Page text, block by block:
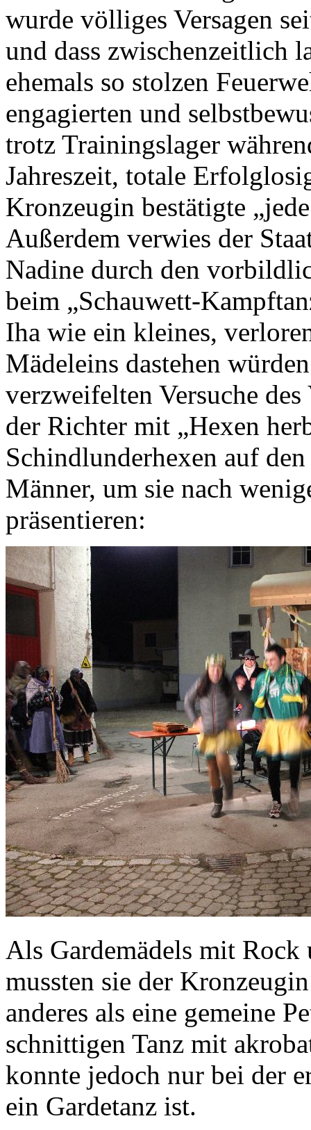
wurde völliges Versagen
und dass zwischenzeitlich
ehemals so stolzen
engagierten und
trotz Trainingslager
Jahreszeit, totale
Kronzeugin bestätigte
Außerdem verwies der
Nadine durch den
beim „Schauwett-
Iha wie ein kleines,
Mädeleins dastehen
verzweifelten Versuche
der Richter mit „Hexen
Schindlunderhexen auf
Männer, um sie nach
präsentieren:
Als Gardemädels mit Rock
mussten sie der
anderes als eine gemeine
schnittigen Tanz mit
konnte jedoch nur bei der
ein Gardetanz ist.